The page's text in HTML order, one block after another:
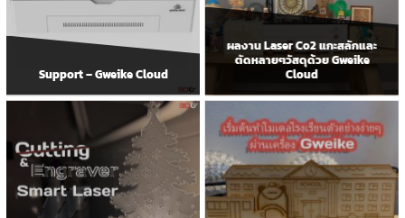
Support – Gweike Cloud
ผลงาน Laser Co2 แกะสลักและ
ตัดหลายๆวัสดุด้วย Gweike
Cloud